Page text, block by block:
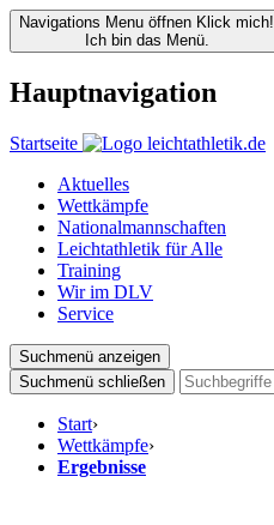
Navigations Menu öffnen Klick mich!
Ich bin das Menü.
Hauptnavigation
Startseite
Aktuelles
Wettkämpfe
Nationalmannschaften
Leichtathletik für Alle
Training
Wir im DLV
Service
Suchmenü anzeigen
Suchmenü schließen
Start›
Wettkämpfe›
Ergebnisse